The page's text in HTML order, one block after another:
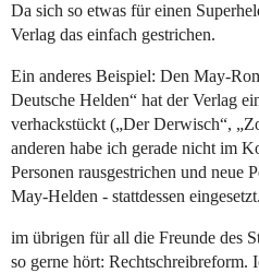
Da sich so etwas für einen
Verlag das einfach gestrichen.
Ein anderes Beispiel: Den May-
Deutsche Helden“ hat der Verlag
verhackstückt („Der Derwisch“,
anderen habe ich gerade nicht im
Personen rausgestrichen und neue
May-Helden - stattdessen
im übrigen für all die Freunde des
so gerne hört: Rechtschreibreform.